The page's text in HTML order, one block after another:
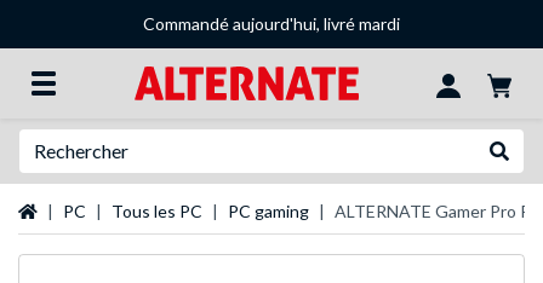
Commandé aujourd'hui, livré mardi
Page d'accueil
PC Tous les PC PC gaming ALTERNATE Gamer Pro